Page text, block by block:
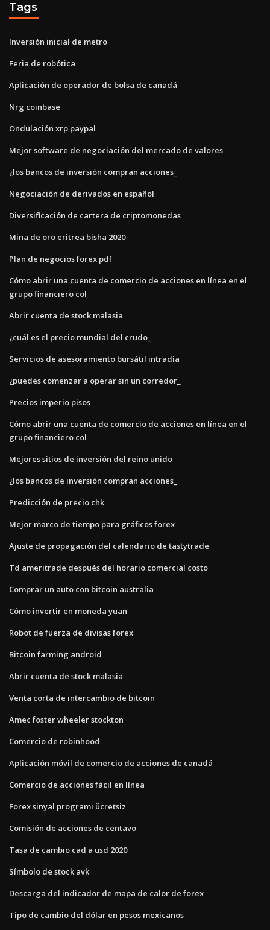
Tags
Inversión inicial de metro
Feria de robótica
Aplicación de operador de bolsa de canadá
Nrg coinbase
Ondulación xrp paypal
Mejor software de negociación del mercado de valores
¿los bancos de inversión compran acciones_
Negociación de derivados en español
Diversificación de cartera de criptomonedas
Mina de oro eritrea bisha 2020
Plan de negocios forex pdf
Cómo abrir una cuenta de comercio de acciones en línea en el
grupo financiero col
Abrir cuenta de stock malasia
¿cuál es el precio mundial del crudo_
Servicios de asesoramiento bursátil intradía
¿puedes comenzar a operar sin un corredor_
Precios imperio pisos
Cómo abrir una cuenta de comercio de acciones en línea en el
grupo financiero col
Mejores sitios de inversión del reino unido
¿los bancos de inversión compran acciones_
Predicción de precio chk
Mejor marco de tiempo para gráficos forex
Ajuste de propagación del calendario de tastytrade
Td ameritrade después del horario comercial costo
Comprar un auto con bitcoin australia
Cómo invertir en moneda yuan
Robot de fuerza de divisas forex
Bitcoin farming android
Abrir cuenta de stock malasia
Venta corta de intercambio de bitcoin
Amec foster wheeler stockton
Comercio de robinhood
Aplicación móvil de comercio de acciones de canadá
Comercio de acciones fácil en línea
Forex sinyal programı ücretsiz
Comisión de acciones de centavo
Tasa de cambio cad a usd 2020
Símbolo de stock avk
Descarga del indicador de mapa de calor de forex
Tipo de cambio del dólar en pesos mexicanos